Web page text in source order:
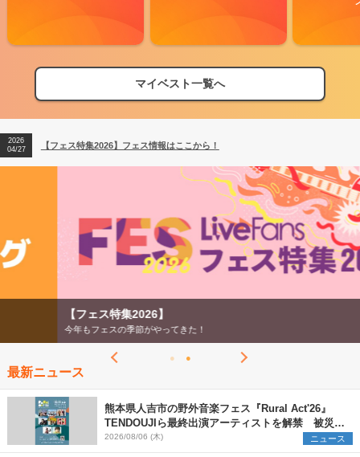
マイベスト一覧へ
【フェス特集2026】フェス情報はここから！
【ライブ動員ランキング】2026年上半期編発表！
2026
04/27
【フェス特集2026】フェス情報はここから！
2026
【ライブ動員ランキング】2026年上半期編発表！
【フェス特集2026】
今年もフェスの季節がやってきた！
最新ニュース
熊本県人吉市の野外音楽フェス『Rural Act'26』
TENDOUJIら最終出演アーティストを解禁 被災地
支援プロジェクトの始動も発表
2026/08/06 (木) ニュース